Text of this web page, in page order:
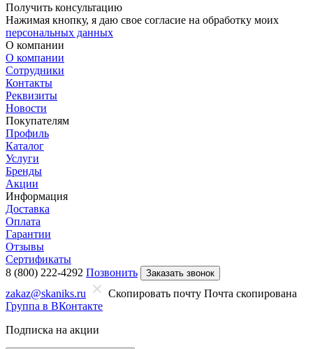
Получить консультацию
Нажимая кнопку, я даю свое согласие на обработку моих
персональных данных
О компании
О компании
Сотрудники
Контакты
Реквизиты
Новости
Покупателям
Профиль
Каталог
Услуги
Бренды
Акции
Информация
Доставка
Оплата
Гарантии
Отзывы
Сертификаты
8 (800) 222-4292 Позвонить Заказать звонок
zakaz@skaniks.ru Скопировать почту Почта скопирована
Группа в ВКонтакте
Подписка на акции